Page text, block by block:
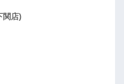
関店)